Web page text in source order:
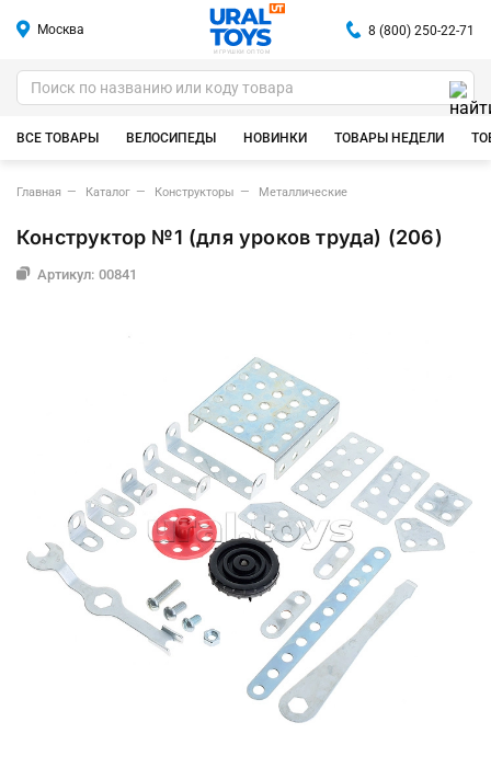
Москва
ИГРУШКИ ОПТОМ
8 (800) 250-22-71
ВСЕ ТОВАРЫ ВЕЛОСИПЕДЫ НОВИНКИ ТОВАРЫ НЕДЕЛИ
Главная Каталог Конструкторы Металлические
Конструктор №1 (для уроков труда) (206)
Артикул: 00841